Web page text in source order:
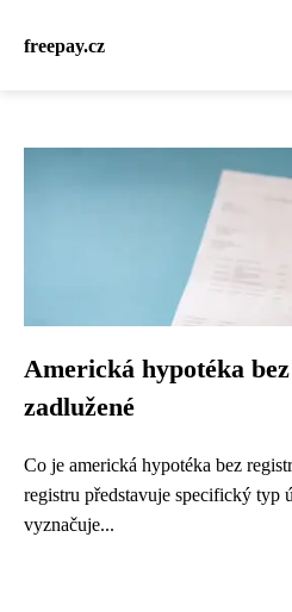
freepay.cz
Americká hypotéka
zadlužené
Co je americká hypotéka bez
registru představuje specifický typ
vyznačuje...